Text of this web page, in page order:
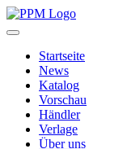
Startseite
News
Katalog
Vorschau
Händler
Verlage
Über uns